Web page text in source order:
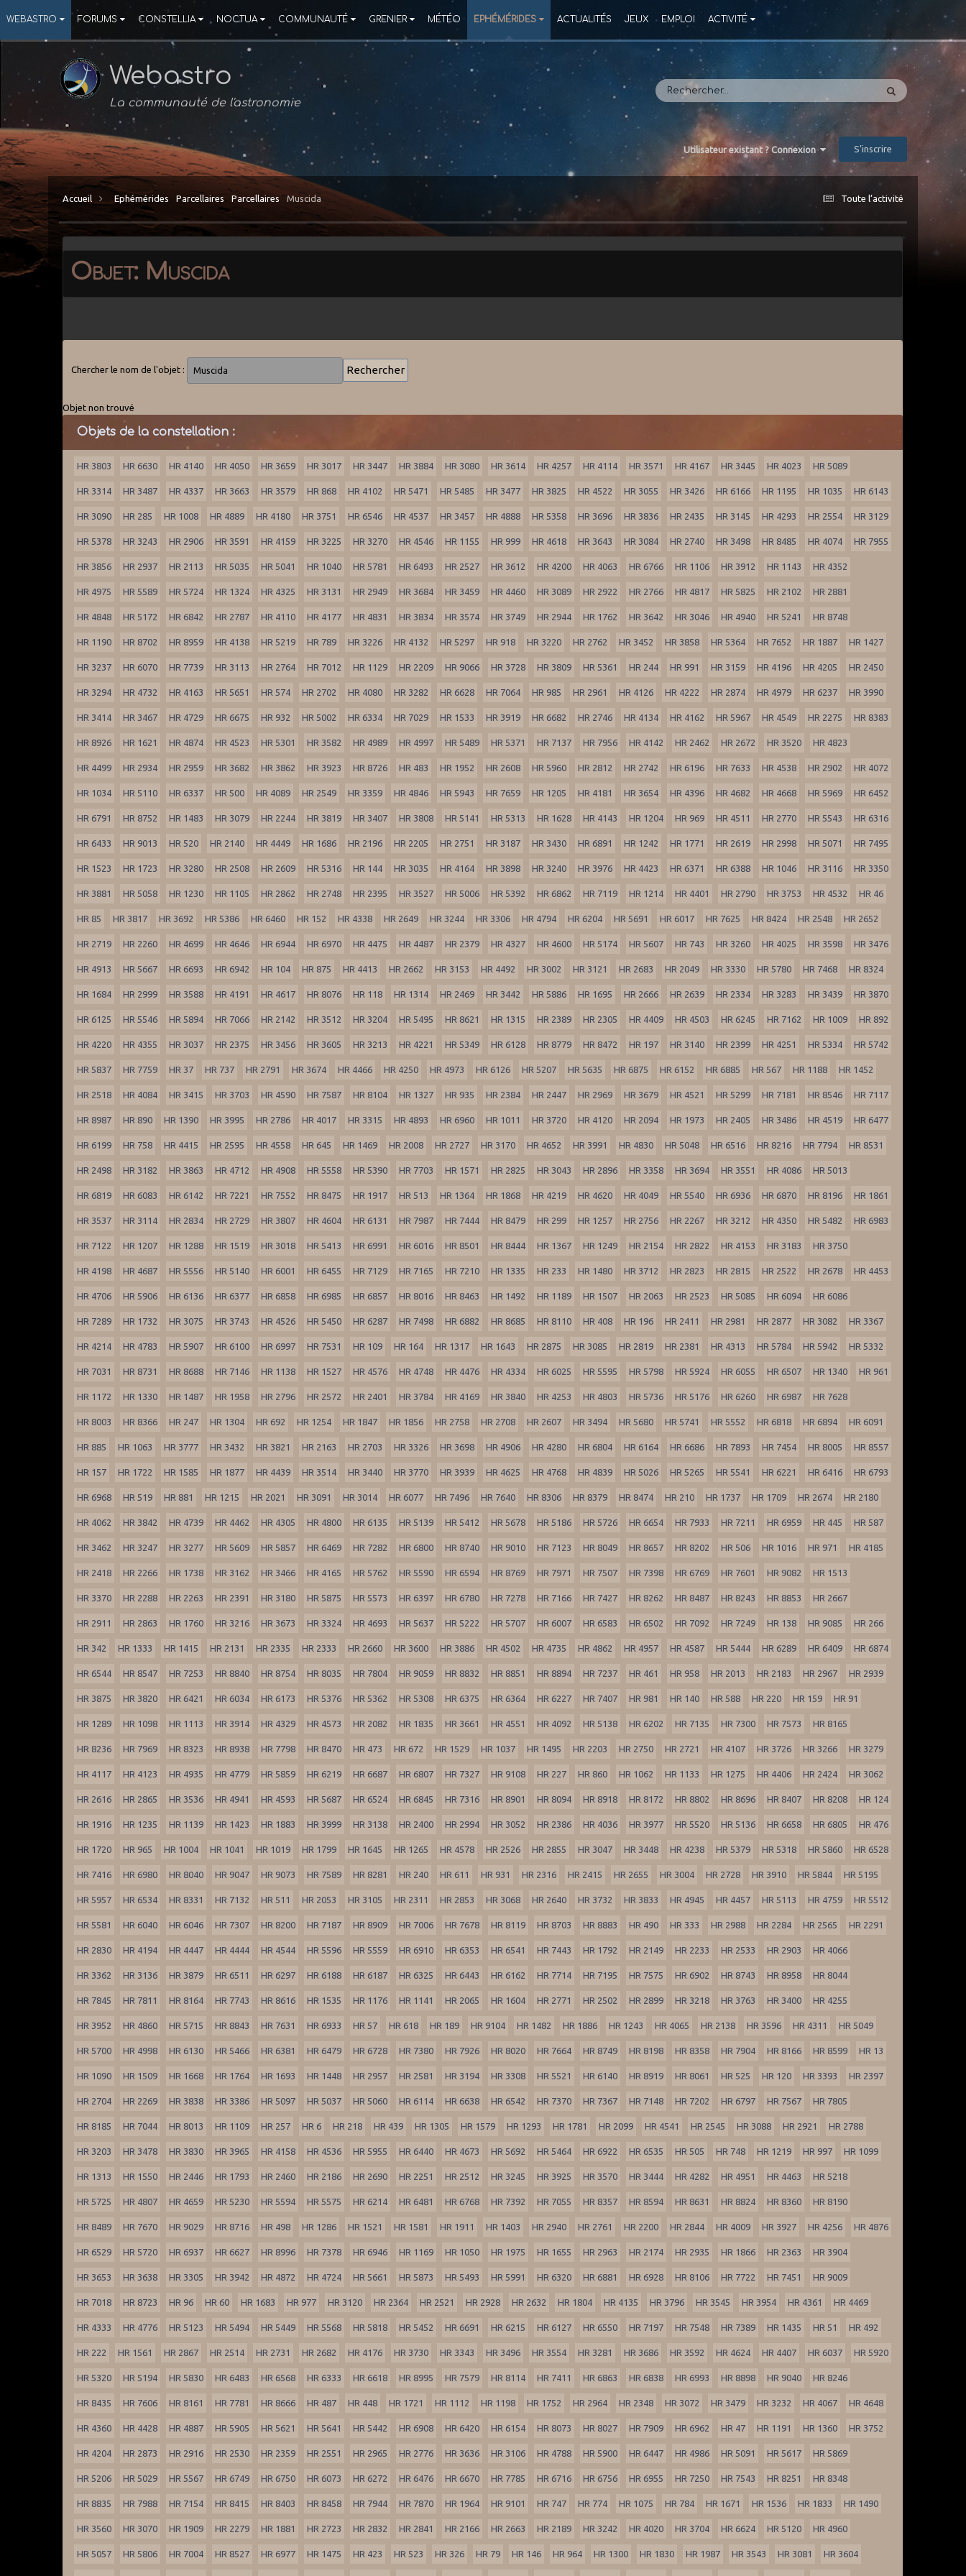
WEBASTRO FORUMS CONSTELLIA NOCTUA COMMUNAUTÉ GRENIER MÉTÉO EPHÉMÉRIDES ACTUALITÉS JEUX EMPLOI ACTIVITÉ
Webastro
La communauté de l'astronomie
Utilisateur existant ? Connexion S’inscrire
Toute l’activité
Accueil Ephémérides Parcellaires Parcellaires Muscida
Objet: Muscida
Chercher le nom de l'objet :
Objet non trouvé
Objets de la constellation :
HR 3803 HR 6630 HR 4140 HR 4050 HR 3659 HR 3017 HR 3447 HR 3884 HR 3080 HR 3614 HR 4257 HR 4114 HR 3571 HR 4167 HR 3445 HR 4023 HR 5089
HR 3314 HR 3487 HR 4337 HR 3663 HR 3579 HR 868 HR 4102 HR 5471 HR 5485 HR 3477 HR 3825 HR 4522 HR 3055 HR 3426 HR 6166 HR 1195 HR 1035 HR 6143
HR 3090 HR 285 HR 1008 HR 4889 HR 4180 HR 3751 HR 6546 HR 4537 HR 3457 HR 4888 HR 5358 HR 3696 HR 3836 HR 2435 HR 3145 HR 4293 HR 2554 HR 3129
HR 5378 HR 3243 HR 2906 HR 3591 HR 4159 HR 3225 HR 3270 HR 4546 HR 1155 HR 999 HR 4618 HR 3643 HR 3084 HR 2740 HR 3498 HR 8485 HR 4074 HR 7955
HR 3856 HR 2937 HR 2113 HR 5035 HR 5041 HR 1040 HR 5781 HR 6493 HR 2527 HR 3612 HR 4200 HR 4063 HR 6766 HR 1106 HR 3912 HR 1143 HR 4352
HR 4975 HR 5589 HR 5724 HR 1324 HR 4325 HR 3131 HR 2949 HR 3684 HR 3459 HR 4460 HR 3089 HR 2922 HR 2766 HR 4817 HR 5825 HR 2102 HR 2881
HR 4848 HR 5172 HR 6842 HR 2787 HR 4110 HR 4177 HR 4831 HR 3834 HR 3574 HR 3749 HR 2944 HR 1762 HR 3642 HR 3046 HR 4940 HR 5241 HR 8748
HR 1190 HR 8702 HR 8959 HR 4138 HR 5219 HR 789 HR 3226 HR 4132 HR 5297 HR 918 HR 3220 HR 2762 HR 3452 HR 3858 HR 5364 HR 7652 HR 1887 HR 1427
HR 3237 HR 6070 HR 7739 HR 3113 HR 2764 HR 7012 HR 1129 HR 2209 HR 9066 HR 3728 HR 3809 HR 5361 HR 244 HR 991 HR 3159 HR 4196 HR 4205 HR 2450
HR 3294 HR 4732 HR 4163 HR 5651 HR 574 HR 2702 HR 4080 HR 3282 HR 6628 HR 7064 HR 985 HR 2961 HR 4126 HR 4222 HR 2874 HR 4979 HR 6237 HR 3990
HR 3414 HR 3467 HR 4729 HR 6675 HR 932 HR 5002 HR 6334 HR 7029 HR 1533 HR 3919 HR 6682 HR 2746 HR 4134 HR 4162 HR 5967 HR 4549 HR 2275 HR 8383
HR 8926 HR 1621 HR 4874 HR 4523 HR 5301 HR 3582 HR 4989 HR 4997 HR 5489 HR 5371 HR 7137 HR 7956 HR 4142 HR 2462 HR 2672 HR 3520 HR 4823
HR 4499 HR 2934 HR 2959 HR 3682 HR 3862 HR 3923 HR 8726 HR 483 HR 1952 HR 2608 HR 5960 HR 2812 HR 2742 HR 6196 HR 7633 HR 4538 HR 2902 HR 4072
HR 1034 HR 5110 HR 6337 HR 500 HR 4089 HR 2549 HR 3359 HR 4846 HR 5943 HR 7659 HR 1205 HR 4181 HR 3654 HR 4396 HR 4682 HR 4668 HR 5969 HR 6452
HR 6791 HR 8752 HR 1483 HR 3079 HR 2244 HR 3819 HR 3407 HR 3808 HR 5141 HR 5313 HR 1628 HR 4143 HR 1204 HR 969 HR 4511 HR 2770 HR 5543 HR 6316
HR 6433 HR 9013 HR 520 HR 2140 HR 4449 HR 1686 HR 2196 HR 2205 HR 2751 HR 3187 HR 3430 HR 6891 HR 1242 HR 1771 HR 2619 HR 2998 HR 5071 HR 7495
HR 1523 HR 1723 HR 3280 HR 2508 HR 2609 HR 5316 HR 144 HR 3035 HR 4164 HR 3898 HR 3240 HR 3976 HR 4423 HR 6371 HR 6388 HR 1046 HR 3116 HR 3350
HR 3881 HR 5058 HR 1230 HR 1105 HR 2862 HR 2748 HR 2395 HR 3527 HR 5006 HR 5392 HR 6862 HR 7119 HR 1214 HR 4401 HR 2790 HR 3753 HR 4532 HR 46
HR 85 HR 3817 HR 3692 HR 5386 HR 6460 HR 152 HR 4338 HR 2649 HR 3244 HR 3306 HR 4794 HR 6204 HR 5691 HR 6017 HR 7625 HR 8424 HR 2548 HR 2652
HR 2719 HR 2260 HR 4699 HR 4646 HR 6944 HR 6970 HR 4475 HR 4487 HR 2379 HR 4327 HR 4600 HR 5174 HR 5607 HR 743 HR 3260 HR 4025 HR 3598 HR 3476
HR 4913 HR 5667 HR 6693 HR 6942 HR 104 HR 875 HR 4413 HR 2662 HR 3153 HR 4492 HR 3002 HR 3121 HR 2683 HR 2049 HR 3330 HR 5780 HR 7468 HR 8324
HR 1684 HR 2999 HR 3588 HR 4191 HR 4617 HR 8076 HR 118 HR 1314 HR 2469 HR 3442 HR 5886 HR 1695 HR 2666 HR 2639 HR 2334 HR 3283 HR 3439 HR 3870
HR 6125 HR 5546 HR 5894 HR 7066 HR 2142 HR 3512 HR 3204 HR 5495 HR 8621 HR 1315 HR 2389 HR 2305 HR 4409 HR 4503 HR 6245 HR 7162 HR 1009 HR 892
HR 4220 HR 4355 HR 3037 HR 2375 HR 3456 HR 3605 HR 3213 HR 4221 HR 5349 HR 6128 HR 8779 HR 8472 HR 197 HR 3140 HR 2399 HR 4251 HR 5334 HR 5742
HR 5837 HR 7759 HR 37 HR 737 HR 2791 HR 3674 HR 4466 HR 4250 HR 4973 HR 6126 HR 5207 HR 5635 HR 6875 HR 6152 HR 6885 HR 567 HR 1188 HR 1452
HR 2518 HR 4084 HR 3415 HR 3703 HR 4590 HR 7587 HR 8104 HR 1327 HR 935 HR 2384 HR 2447 HR 2969 HR 3679 HR 4521 HR 5299 HR 7181 HR 8546 HR 7117
HR 8987 HR 890 HR 1390 HR 3995 HR 2786 HR 4017 HR 3315 HR 4893 HR 6960 HR 1011 HR 3720 HR 4120 HR 2094 HR 1973 HR 2405 HR 3486 HR 4519 HR 6477
HR 6199 HR 758 HR 4415 HR 2595 HR 4558 HR 645 HR 1469 HR 2008 HR 2727 HR 3170 HR 4652 HR 3991 HR 4830 HR 5048 HR 6516 HR 8216 HR 7794 HR 8531
HR 2498 HR 3182 HR 3863 HR 4712 HR 4908 HR 5558 HR 5390 HR 7703 HR 1571 HR 2825 HR 3043 HR 2896 HR 3358 HR 3694 HR 3551 HR 4086 HR 5013
HR 6819 HR 6083 HR 6142 HR 7221 HR 7552 HR 8475 HR 1917 HR 513 HR 1364 HR 1868 HR 4219 HR 4620 HR 4049 HR 5540 HR 6936 HR 6870 HR 8196 HR 1861
HR 3537 HR 3114 HR 2834 HR 2729 HR 3807 HR 4604 HR 6131 HR 7987 HR 7444 HR 8479 HR 299 HR 1257 HR 2756 HR 2267 HR 3212 HR 4350 HR 5482 HR 6983
HR 7122 HR 1207 HR 1288 HR 1519 HR 3018 HR 5413 HR 6991 HR 6016 HR 8501 HR 8444 HR 1367 HR 1249 HR 2154 HR 2822 HR 4153 HR 3183 HR 3750
HR 4198 HR 4687 HR 5556 HR 5140 HR 6001 HR 6455 HR 7129 HR 7165 HR 7210 HR 1335 HR 233 HR 1480 HR 3712 HR 2823 HR 2815 HR 2522 HR 2678 HR 4453
HR 4706 HR 5906 HR 6136 HR 6377 HR 6858 HR 6985 HR 6857 HR 8016 HR 8463 HR 1492 HR 1189 HR 1507 HR 2063 HR 2523 HR 5085 HR 6094 HR 6086
HR 7289 HR 1732 HR 3075 HR 3743 HR 4526 HR 5450 HR 6287 HR 7498 HR 6882 HR 8685 HR 8110 HR 408 HR 196 HR 2411 HR 2981 HR 2877 HR 3082 HR 3367
HR 4214 HR 4783 HR 5907 HR 6100 HR 6997 HR 7531 HR 109 HR 164 HR 1317 HR 1643 HR 2875 HR 3085 HR 2819 HR 2381 HR 4313 HR 5784 HR 5942 HR 5332
HR 7031 HR 8731 HR 8688 HR 7146 HR 1138 HR 1527 HR 4576 HR 4748 HR 4476 HR 4334 HR 6025 HR 5595 HR 5798 HR 5924 HR 6055 HR 6507 HR 1340 HR 961
HR 1172 HR 1330 HR 1487 HR 1958 HR 2796 HR 2572 HR 2401 HR 3784 HR 4169 HR 3840 HR 4253 HR 4803 HR 5736 HR 5176 HR 6260 HR 6987 HR 7628
HR 8003 HR 8366 HR 247 HR 1304 HR 692 HR 1254 HR 1847 HR 1856 HR 2758 HR 2708 HR 2607 HR 3494 HR 5680 HR 5741 HR 5552 HR 6818 HR 6894 HR 6091
HR 885 HR 1063 HR 3777 HR 3432 HR 3821 HR 2163 HR 2703 HR 3326 HR 3698 HR 4906 HR 4280 HR 6804 HR 6164 HR 6686 HR 7893 HR 7454 HR 8005 HR 8557
HR 157 HR 1722 HR 1585 HR 1877 HR 4439 HR 3514 HR 3440 HR 3770 HR 3939 HR 4625 HR 4768 HR 4839 HR 5026 HR 5265 HR 5541 HR 6221 HR 6416 HR 6793
HR 6968 HR 519 HR 881 HR 1215 HR 2021 HR 3091 HR 3014 HR 6077 HR 7496 HR 7640 HR 8306 HR 8379 HR 8474 HR 210 HR 1737 HR 1709 HR 2674 HR 2180
HR 4062 HR 3842 HR 4739 HR 4462 HR 4305 HR 4800 HR 6135 HR 5139 HR 5412 HR 5678 HR 5186 HR 5726 HR 6654 HR 7933 HR 7211 HR 6959 HR 445 HR 587
HR 3462 HR 3247 HR 3277 HR 5609 HR 5857 HR 6469 HR 7282 HR 6800 HR 8740 HR 9010 HR 7123 HR 8049 HR 8657 HR 8202 HR 506 HR 1016 HR 971 HR 4185
HR 2418 HR 2266 HR 1738 HR 3162 HR 3466 HR 4165 HR 5762 HR 5590 HR 6594 HR 8769 HR 7971 HR 7507 HR 7398 HR 6769 HR 7601 HR 9082 HR 1513
HR 3370 HR 2288 HR 2263 HR 2391 HR 3180 HR 5875 HR 5573 HR 6397 HR 6780 HR 7278 HR 7166 HR 7427 HR 8262 HR 8487 HR 8243 HR 8853 HR 2667
HR 2911 HR 2863 HR 1760 HR 3216 HR 3673 HR 3324 HR 4693 HR 5637 HR 5222 HR 5707 HR 6007 HR 6583 HR 6502 HR 7092 HR 7249 HR 138 HR 9085 HR 266
HR 342 HR 1333 HR 1415 HR 2131 HR 2335 HR 2333 HR 2660 HR 3600 HR 3886 HR 4502 HR 4735 HR 4862 HR 4957 HR 4587 HR 5444 HR 6289 HR 6409 HR 6874
HR 6544 HR 8547 HR 7253 HR 8840 HR 8754 HR 8035 HR 7804 HR 9059 HR 8832 HR 8851 HR 8894 HR 7237 HR 461 HR 958 HR 2013 HR 2183 HR 2967 HR 2939
HR 3875 HR 3820 HR 6421 HR 6034 HR 6173 HR 5376 HR 5362 HR 5308 HR 6375 HR 6364 HR 6227 HR 7407 HR 981 HR 140 HR 588 HR 220 HR 159 HR 91
HR 1289 HR 1098 HR 1113 HR 3914 HR 4329 HR 4573 HR 2082 HR 1835 HR 3661 HR 4551 HR 4092 HR 5138 HR 6202 HR 7135 HR 7300 HR 7573 HR 8165
HR 8236 HR 7969 HR 8323 HR 8938 HR 7798 HR 8470 HR 473 HR 672 HR 1529 HR 1037 HR 1495 HR 2203 HR 2750 HR 2721 HR 4107 HR 3726 HR 3266 HR 3279
HR 4117 HR 4123 HR 4935 HR 4779 HR 5859 HR 6219 HR 6687 HR 6807 HR 7327 HR 9108 HR 227 HR 860 HR 1062 HR 1133 HR 1275 HR 4406 HR 2424 HR 3062
HR 2616 HR 2865 HR 3536 HR 4941 HR 4593 HR 5687 HR 6524 HR 6845 HR 7316 HR 8901 HR 8094 HR 8918 HR 8172 HR 8802 HR 8696 HR 8407 HR 8208 HR 124
HR 1916 HR 1235 HR 1139 HR 1423 HR 1883 HR 3999 HR 3138 HR 2400 HR 2994 HR 3052 HR 2386 HR 4036 HR 3977 HR 5520 HR 5136 HR 6658 HR 6805 HR 476
HR 1720 HR 965 HR 1004 HR 1041 HR 1019 HR 1799 HR 1645 HR 1265 HR 4578 HR 2526 HR 2855 HR 3047 HR 3448 HR 4238 HR 5379 HR 5318 HR 5860 HR 6528
HR 7416 HR 6980 HR 8040 HR 9047 HR 9073 HR 7589 HR 8281 HR 240 HR 611 HR 931 HR 2316 HR 2415 HR 2655 HR 3004 HR 2728 HR 3910 HR 5844 HR 5195
HR 5957 HR 6534 HR 8331 HR 7132 HR 511 HR 2053 HR 3105 HR 2311 HR 2853 HR 3068 HR 2640 HR 3732 HR 3833 HR 4945 HR 4457 HR 5113 HR 4759 HR 5512
HR 5581 HR 6040 HR 6046 HR 7307 HR 8200 HR 7187 HR 8909 HR 7006 HR 7678 HR 8119 HR 8703 HR 8883 HR 490 HR 333 HR 2988 HR 2284 HR 2565 HR 2291
HR 2830 HR 4194 HR 4447 HR 4444 HR 4544 HR 5596 HR 5559 HR 6910 HR 6353 HR 6541 HR 7443 HR 1792 HR 2149 HR 2233 HR 2533 HR 2903 HR 4066
HR 3362 HR 3136 HR 3879 HR 6511 HR 6297 HR 6188 HR 6187 HR 6325 HR 6443 HR 6162 HR 7714 HR 7195 HR 7575 HR 6902 HR 8743 HR 8958 HR 8044
HR 7845 HR 7811 HR 8164 HR 7743 HR 8616 HR 1535 HR 1176 HR 1141 HR 2065 HR 1604 HR 2771 HR 2502 HR 2899 HR 3218 HR 3763 HR 3400 HR 4255
HR 3952 HR 4860 HR 5715 HR 8843 HR 7631 HR 6933 HR 57 HR 618 HR 189 HR 9104 HR 1482 HR 1886 HR 1243 HR 4065 HR 2138 HR 3596 HR 4311 HR 5049
HR 5700 HR 4998 HR 6130 HR 5466 HR 6381 HR 6479 HR 6728 HR 7380 HR 7926 HR 8020 HR 7664 HR 8749 HR 8198 HR 8358 HR 7904 HR 8166 HR 8599 HR 13
HR 1090 HR 1509 HR 1668 HR 1764 HR 1693 HR 1448 HR 2957 HR 2581 HR 3194 HR 3308 HR 5521 HR 6140 HR 8919 HR 8061 HR 525 HR 120 HR 3393 HR 2397
HR 2704 HR 2269 HR 3838 HR 3386 HR 5097 HR 5037 HR 5060 HR 6114 HR 6638 HR 6542 HR 7370 HR 7367 HR 7148 HR 7202 HR 6797 HR 7567 HR 7805
HR 8185 HR 7044 HR 8013 HR 1109 HR 257 HR 6 HR 218 HR 439 HR 1305 HR 1579 HR 1293 HR 1781 HR 2099 HR 4541 HR 2545 HR 3088 HR 2921 HR 2788
HR 3203 HR 3478 HR 3830 HR 3965 HR 4158 HR 4536 HR 5955 HR 6440 HR 4673 HR 5692 HR 5464 HR 6922 HR 6535 HR 505 HR 748 HR 1219 HR 997 HR 1099
HR 1313 HR 1550 HR 2446 HR 1793 HR 2460 HR 2186 HR 2690 HR 2251 HR 2512 HR 3245 HR 3925 HR 3570 HR 3444 HR 4282 HR 4951 HR 4463 HR 5218
HR 5725 HR 4807 HR 4659 HR 5230 HR 5594 HR 5575 HR 6214 HR 6481 HR 6768 HR 7392 HR 7055 HR 8357 HR 8594 HR 8631 HR 8824 HR 8360 HR 8190
HR 8489 HR 7670 HR 9029 HR 8716 HR 498 HR 1286 HR 1521 HR 1581 HR 1911 HR 1403 HR 2940 HR 2761 HR 2200 HR 2844 HR 4009 HR 3927 HR 4256 HR 4876
HR 6529 HR 5720 HR 6937 HR 6627 HR 8996 HR 7378 HR 6946 HR 1169 HR 1050 HR 1975 HR 1655 HR 2963 HR 2174 HR 2935 HR 1866 HR 2363 HR 3904
HR 3653 HR 3638 HR 3305 HR 3942 HR 4872 HR 4724 HR 5661 HR 5873 HR 5493 HR 5991 HR 6320 HR 6881 HR 6928 HR 8106 HR 7722 HR 7451 HR 9009
HR 7018 HR 8723 HR 96 HR 60 HR 1683 HR 977 HR 3120 HR 2364 HR 2521 HR 2928 HR 2632 HR 1804 HR 4135 HR 3796 HR 3545 HR 3954 HR 4361 HR 4469
HR 4333 HR 4776 HR 5123 HR 5494 HR 5449 HR 5568 HR 5818 HR 5452 HR 6691 HR 6215 HR 6127 HR 6550 HR 7197 HR 7548 HR 7389 HR 1435 HR 51 HR 492
HR 222 HR 1561 HR 2867 HR 2514 HR 2731 HR 2682 HR 4176 HR 3730 HR 3343 HR 3496 HR 3554 HR 3281 HR 3686 HR 3592 HR 4624 HR 4407 HR 6037 HR 5920
HR 5320 HR 5194 HR 5830 HR 6483 HR 6568 HR 6333 HR 6618 HR 8995 HR 7579 HR 8114 HR 7411 HR 6863 HR 6838 HR 6993 HR 8898 HR 9040 HR 8246
HR 8435 HR 7606 HR 8161 HR 7781 HR 8666 HR 487 HR 448 HR 1721 HR 1112 HR 1198 HR 1752 HR 2964 HR 2348 HR 3072 HR 3479 HR 3232 HR 4067 HR 4648
HR 4360 HR 4428 HR 4887 HR 5905 HR 5621 HR 5641 HR 5442 HR 6908 HR 6420 HR 6154 HR 8073 HR 8027 HR 7909 HR 6962 HR 47 HR 1191 HR 1360 HR 3752
HR 4204 HR 2873 HR 2916 HR 2530 HR 2359 HR 2551 HR 2965 HR 2776 HR 3636 HR 3106 HR 4788 HR 5900 HR 6447 HR 4986 HR 5091 HR 5617 HR 5869
HR 5206 HR 5029 HR 5567 HR 6749 HR 6750 HR 6073 HR 6272 HR 6476 HR 6670 HR 7785 HR 6716 HR 6756 HR 6955 HR 7250 HR 7543 HR 8251 HR 8348
HR 8835 HR 7988 HR 7154 HR 8415 HR 8403 HR 8458 HR 7944 HR 7870 HR 1964 HR 9101 HR 747 HR 774 HR 1075 HR 784 HR 1671 HR 1536 HR 1833 HR 1490
HR 3560 HR 3070 HR 1909 HR 2279 HR 1881 HR 2723 HR 2832 HR 2841 HR 2166 HR 2663 HR 2189 HR 3242 HR 4020 HR 3704 HR 6624 HR 5120 HR 4960
HR 5057 HR 5806 HR 7004 HR 8527 HR 6977 HR 1475 HR 423 HR 523 HR 326 HR 79 HR 146 HR 964 HR 1300 HR 1830 HR 1987 HR 3543 HR 3081 HR 3604